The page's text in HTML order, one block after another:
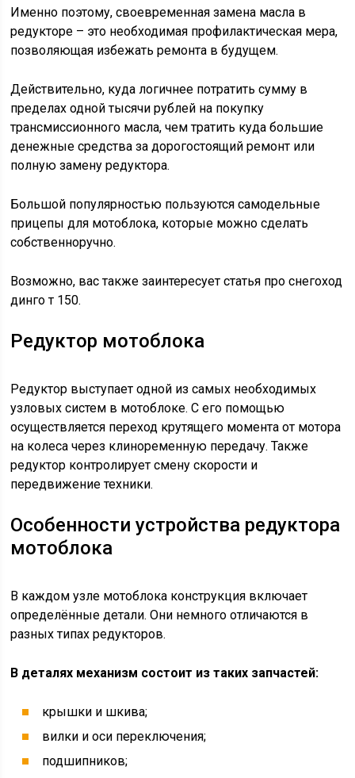
Именно поэтому, своевременная замена масла в
редукторе – это необходимая профилактическая мера,
позволяющая избежать ремонта в будущем.
Действительно, куда логичнее потратить сумму в
пределах одной тысячи рублей на покупку
трансмиссионного масла, чем тратить куда большие
денежные средства за дорогостоящий ремонт или
полную замену редуктора.
Большой популярностью пользуются самодельные
прицепы для мотоблока, которые можно сделать
собственноручно.
Возможно, вас также заинтересует статья про снегоход
динго т 150.
Редуктор мотоблока
Редуктор выступает одной из самых необходимых
узловых систем в мотоблоке. С его помощью
осуществляется переход крутящего момента от мотора
на колеса через клиноременную передачу. Также
редуктор контролирует смену скорости и
передвижение техники.
Особенности устройства редуктора
мотоблока
В каждом узле мотоблока конструкция включает
определённые детали. Они немного отличаются в
разных типах редукторов.
В деталях механизм состоит из таких запчастей:
крышки и шкива;
вилки и оси переключения;
подшипников;